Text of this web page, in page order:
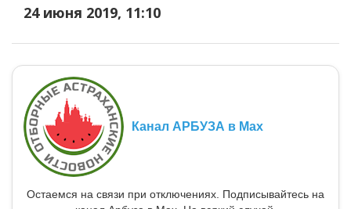
24 июня 2019, 11:10
Канал АРБУЗА в Max
Остаемся на связи при отключениях. Подписывайтесь на